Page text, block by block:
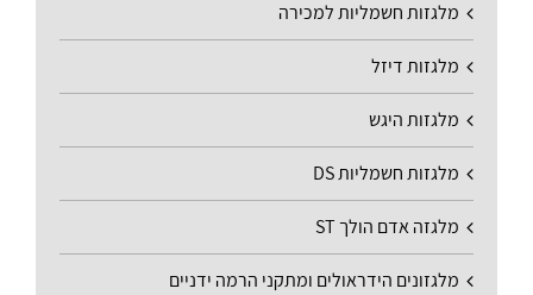
מלגזות חשמליות למכירה
מלגזות דיזל
מלגזות היגש
מלגזות חשמליות DS
מלגזה אדם הולך ST
מלגזונים הידראולים ומתקני הרמה ידניים